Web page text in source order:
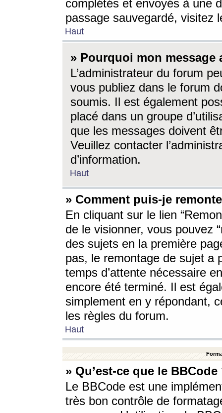
complétés et envoyés à une
passage sauvegardé, visitez
Haut
» Pourquoi mon message
L’administrateur du forum
vous publiez dans le forum
soumis. Il est également
placé dans un groupe
que les messages doivent
Veuillez contacter
d’information.
Haut
» Comment puis-je
En cliquant sur le lien
de le visionner, vous pouvez
des sujets en la première
pas, le remontage de sujet a
temps d’attente nécessaire
encore été terminé. Il est
simplement en y répondant,
les règles du forum.
Haut
» Qu’est-ce que le BBCode
Le BBCode est une
très bon contrôle de